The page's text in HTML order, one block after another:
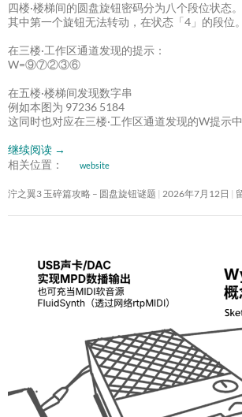
四楼·楼梯间的圆盘旋钮密码分为八个段位状态。
其中第一个旋钮无法转动，在状态「4」的段位。
在三楼·工作区通道发现的提示：
W=⑨⑦②③⑥
在五楼·楼梯间发现数字串
例如本图为 97236 5184
这同时也对应在三楼·工作区通道发现的W提示
继续阅读 →
相关位置：
website
泞之翼3 玉碎篇攻略 – 圆盘旋钮谜题 2026年7月12日